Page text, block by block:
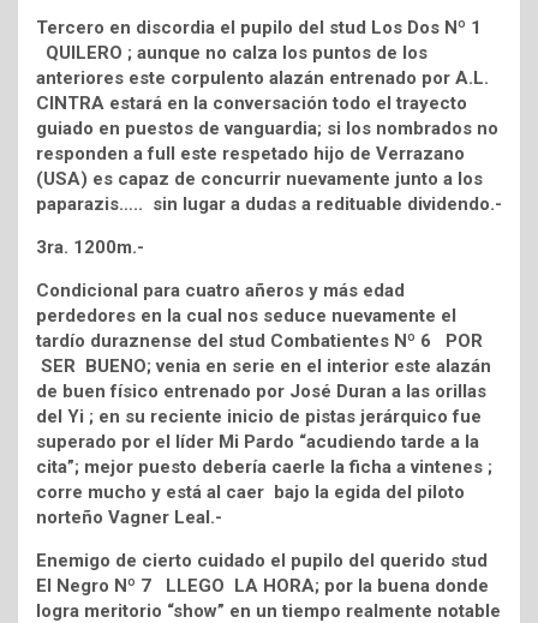
Tercero en discordia el pupilo del stud Los Dos Nº 1
QUILERO ; aunque no calza los puntos de los
anteriores este corpulento alazán entrenado por A.L.
CINTRA estará en la conversación todo el trayecto
guiado en puestos de vanguardia; si los nombrados no
responden a full este respetado hijo de Verrazano
(USA) es capaz de concurrir nuevamente junto a los
paparazis….. sin lugar a dudas a redituable dividendo.-
3ra. 1200m.-
Condicional para cuatro añeros y más edad
perdedores en la cual nos seduce nuevamente el
tardío duraznense del stud Combatientes Nº 6 POR
SER BUENO; venia en serie en el interior este alazán
de buen físico entrenado por José Duran a las orillas
del Yi ; en su reciente inicio de pistas jerárquico fue
superado por el líder Mi Pardo “acudiendo tarde a la
cita”; mejor puesto debería caerle la ficha a vintenes ;
corre mucho y está al caer bajo la egida del piloto
norteño Vagner Leal.-
Enemigo de cierto cuidado el pupilo del querido stud
El Negro Nº 7 LLEGO LA HORA; por la buena donde
logra meritorio “show” en un tiempo realmente notable